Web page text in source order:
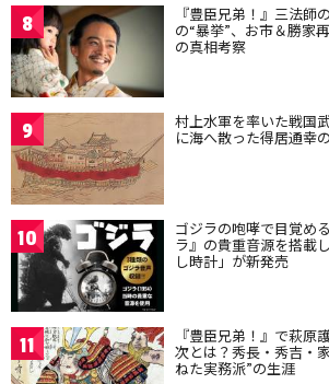
8 『豊臣兄弟！』三法師
の“暴挙”、お市＆勝家
の真相考察
9 村上水軍を率いた戦国
に海へ散った得居通幸
10 ゴジラの咆哮で目覚め
ラ』の貴重音源を搭載
し時計」が新発売
11 『豊臣兄弟！』で萩原
次とは？秀長・秀吉・
ねた実務派”の生涯